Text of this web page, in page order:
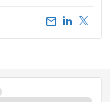
email